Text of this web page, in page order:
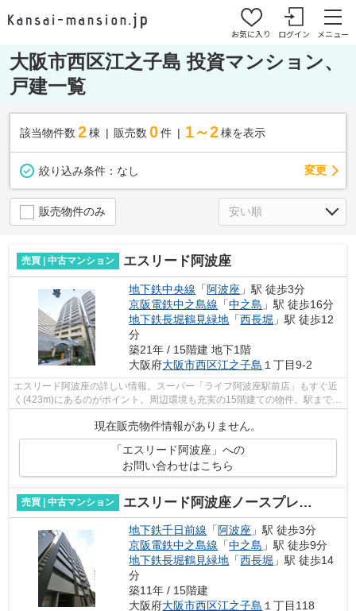
お気に入り ログイン メニュー
大阪市西区江之子島 投資マンション、
戸建一覧
該当物件数 2棟 販売数 0 件 1～2 棟を表示
絞り込み条件： なし 変更
販売物件のみ
売買 | 中古マンション エスリード阿波座
地下鉄中央線 「 阿波座 」駅 徒歩3分
京阪電鉄中之島線 「中之島 」駅 徒歩16分
地下鉄長堀鶴見緑地 「西長堀 」駅 徒歩12
分
築21年 / 15階建 地下1階
大阪府大阪市西区江之子島 １丁目9-2
エスリード阿波座の詳しい情報。スーパー「ライフ阿波座駅前店」もすぐ近
く(423m)にあるのがポイント。周辺環境も充実の15階建ての物件。駅まで徒
歩3分の位置にある、好立地な物件です...
現在販売物件情報がありません。
「エスリード阿波座」への
お問い合わせはこちら
売買 | 中古マンション エスリード阿波座ノースプレイス
地下鉄千日前線 「 阿波座 」駅 徒歩3分
京阪電鉄中之島線 「中之島 」駅 徒歩9分
地下鉄長堀鶴見緑地 「西長堀 」駅 徒歩14
分
築11年 / 15階建
大阪府大阪市西区江之子島 １丁目118